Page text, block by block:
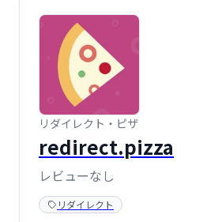
リダイレクト・ピザ
redirect.pizza
レビューなし
リダイレクト